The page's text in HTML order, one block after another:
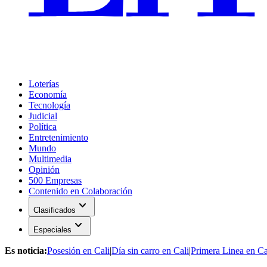
Loterías
Economía
Tecnología
Judicial
Política
Entretenimiento
Mundo
Multimedia
Opinión
500 Empresas
Contenido en Colaboración
Clasificados expand_more
Especiales expand_more
Es noticia:Posesión en Cali|Día sin carro en Cali|Primera Linea en